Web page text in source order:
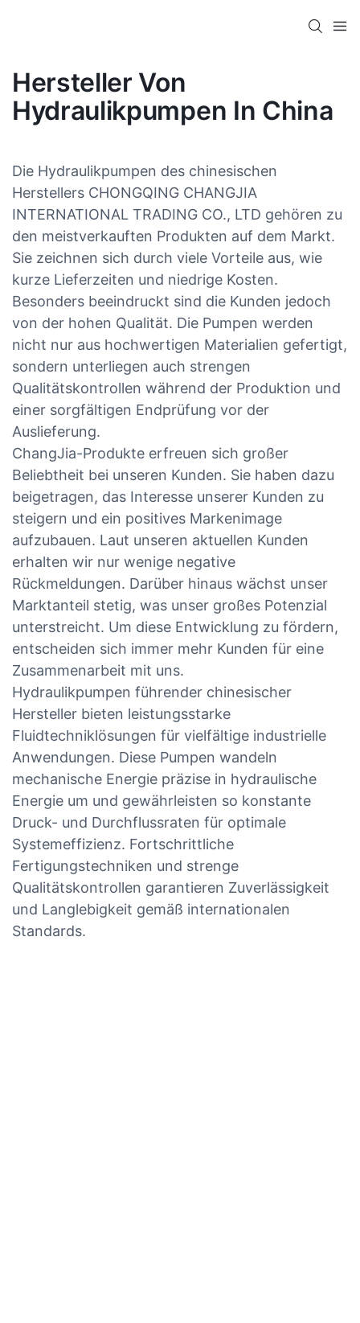
Hersteller Von
Hydraulikpumpen In China
Die Hydraulikpumpen des chinesischen
Herstellers CHONGQING CHANGJIA
INTERNATIONAL TRADING CO., LTD gehören zu
den meistverkauften Produkten auf dem Markt.
Sie zeichnen sich durch viele Vorteile aus, wie
kurze Lieferzeiten und niedrige Kosten.
Besonders beeindruckt sind die Kunden jedoch
von der hohen Qualität. Die Pumpen werden
nicht nur aus hochwertigen Materialien gefertigt,
sondern unterliegen auch strengen
Qualitätskontrollen während der Produktion und
einer sorgfältigen Endprüfung vor der
Auslieferung.
ChangJia-Produkte erfreuen sich großer
Beliebtheit bei unseren Kunden. Sie haben dazu
beigetragen, das Interesse unserer Kunden zu
steigern und ein positives Markenimage
aufzubauen. Laut unseren aktuellen Kunden
erhalten wir nur wenige negative
Rückmeldungen. Darüber hinaus wächst unser
Marktanteil stetig, was unser großes Potenzial
unterstreicht. Um diese Entwicklung zu fördern,
entscheiden sich immer mehr Kunden für eine
Zusammenarbeit mit uns.
Hydraulikpumpen führender chinesischer
Hersteller bieten leistungsstarke
Fluidtechniklösungen für vielfältige industrielle
Anwendungen. Diese Pumpen wandeln
mechanische Energie präzise in hydraulische
Energie um und gewährleisten so konstante
Druck- und Durchflussraten für optimale
Systemeffizienz. Fortschrittliche
Fertigungstechniken und strenge
Qualitätskontrollen garantieren Zuverlässigkeit
und Langlebigkeit gemäß internationalen
Standards.